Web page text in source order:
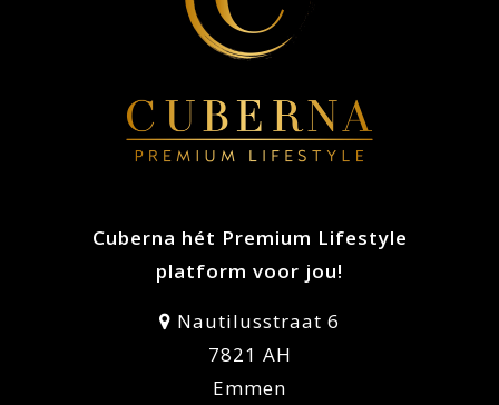
Cuberna hét Premium Lifestyle
platform voor jou!
Nautilusstraat 6
7821 AH
Emmen